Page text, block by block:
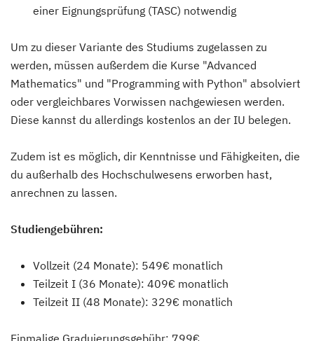
einer Eignungsprüfung (TASC) notwendig
Um zu dieser Variante des Studiums zugelassen zu
werden, müssen außerdem die Kurse "Advanced
Mathematics" und "Programming with Python" absolviert
oder vergleichbares Vorwissen nachgewiesen werden.
Diese kannst du allerdings kostenlos an der IU belegen.
Zudem ist es möglich, dir Kenntnisse und Fähigkeiten, die
du außerhalb des Hochschulwesens erworben hast,
anrechnen zu lassen.
Studiengebühren:
Vollzeit (24 Monate): 549€ monatlich
Teilzeit I (36 Monate): 409€ monatlich
Teilzeit II (48 Monate): 329€ monatlich
Einmalige Graduierungsgebühr: 799€